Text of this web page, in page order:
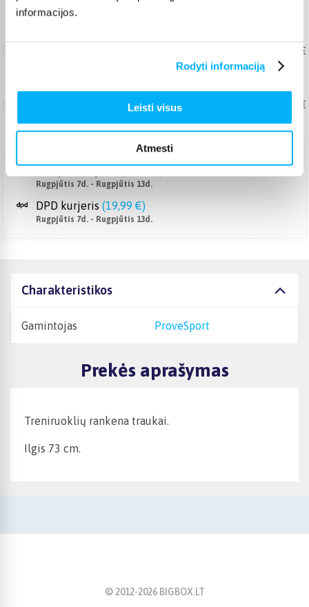
informacijos.
Rodyti informaciją
Leisti visus
Atmesti
Pristatymas Lietuvoje: 1-5 d.d.
34,99 €
Užnešimas (kiti miestai ir
49,99 €
Venipak kurjeris (18,99 €)
Rugpjūtis 7d. - Rugpjūtis 13d.
DPD kurjeris (19,99 €)
Rugpjūtis 7d. - Rugpjūtis 13d.
Charakteristikos
Gamintojas ProveSport
Prekės aprašymas
Treniruoklių rankena traukai.
Ilgis 73 cm.
© 2012-2026BIGBOX.LT